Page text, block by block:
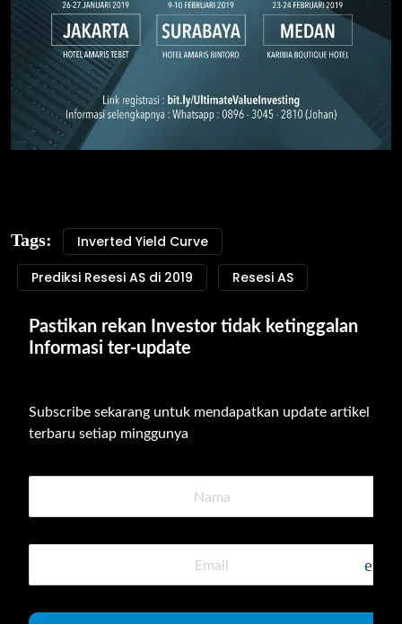
Tags:
Inverted Yield Curve
Prediksi Resesi AS di 2019
Resesi AS
Pastikan rekan Investor tidak ketinggalan
Informasi ter-update
Subscribe sekarang untuk mendapatkan update artikel
terbaru setiap minggunya